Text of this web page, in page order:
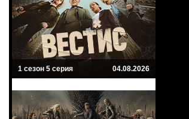
1 сезон 5 серия 04.08.2026